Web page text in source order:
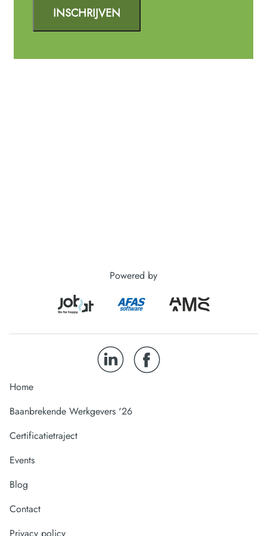
Powered by
Home
Baanbrekende Werkgevers '26
Certificatietraject
Events
Blog
Contact